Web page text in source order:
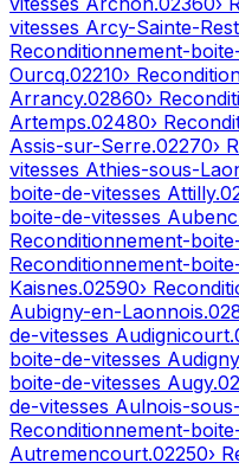
vitesses Arcy-Sainte-
Reconditionnement-
Ourcq.02210›
Arrancy.02860›
Artemps.02480›
Assis-sur-Serre.02270›
vitesses Athies-sous-
boite-de-vitesses Attilly.
boite-de-vitesses
Reconditionnement-
Reconditionnement-
Kaisnes.02590›
Aubigny-en-Laonnois.
de-vitesses Audignicourt.
boite-de-vitesses Audigny
boite-de-vitesses Augy.
de-vitesses Aulnois-
Reconditionnement-
Autremencourt.02250›